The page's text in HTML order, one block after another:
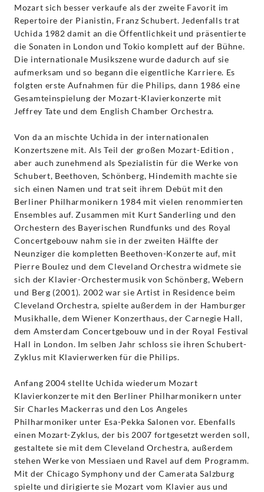
Mozart sich besser verkaufe als der zweite Favorit im
Repertoire der Pianistin, Franz Schubert. Jedenfalls trat
Uchida 1982 damit an die Öffentlichkeit und präsentierte
die Sonaten in London und Tokio komplett auf der Bühne.
Die internationale Musikszene wurde dadurch auf sie
aufmerksam und so begann die eigentliche Karriere. Es
folgten erste Aufnahmen für die Philips, dann 1986 eine
Gesamteinspielung der Mozart-Klavierkonzerte mit
Jeffrey Tate und dem English Chamber Orchestra.
Von da an mischte Uchida in der internationalen
Konzertszene mit. Als Teil der großen Mozart-Edition ,
aber auch zunehmend als Spezialistin für die Werke von
Schubert, Beethoven, Schönberg, Hindemith machte sie
sich einen Namen und trat seit ihrem Debüt mit den
Berliner Philharmonikern 1984 mit vielen renommierten
Ensembles auf. Zusammen mit Kurt Sanderling und den
Orchestern des Bayerischen Rundfunks und des Royal
Concertgebouw nahm sie in der zweiten Hälfte der
Neunziger die kompletten Beethoven-Konzerte auf, mit
Pierre Boulez und dem Cleveland Orchestra widmete sie
sich der Klavier-Orchestermusik von Schönberg, Webern
und Berg (2001). 2002 war sie Artist in Residence beim
Cleveland Orchestra, spielte außerdem in der Hamburger
Musikhalle, dem Wiener Konzerthaus, der Carnegie Hall,
dem Amsterdam Concertgebouw und in der Royal Festival
Hall in London. Im selben Jahr schloss sie ihren Schubert-
Zyklus mit Klavierwerken für die Philips.
Anfang 2004 stellte Uchida wiederum Mozart
Klavierkonzerte mit den Berliner Philharmonikern unter
Sir Charles Mackerras und den Los Angeles
Philharmoniker unter Esa-Pekka Salonen vor. Ebenfalls
einen Mozart-Zyklus, der bis 2007 fortgesetzt werden soll,
gestaltete sie mit dem Cleveland Orchestra, außerdem
stehen Werke von Messiaen und Ravel auf dem Programm.
Mit der Chicago Symphony und der Camerata Salzburg
spielte und dirigierte sie Mozart vom Klavier aus und